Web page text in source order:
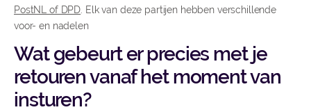
PostNL of DPD . Elk van deze partijen hebben verschillende
voor- en nadelen
Wat gebeurt er precies met je
retouren vanaf het moment van
insturen?